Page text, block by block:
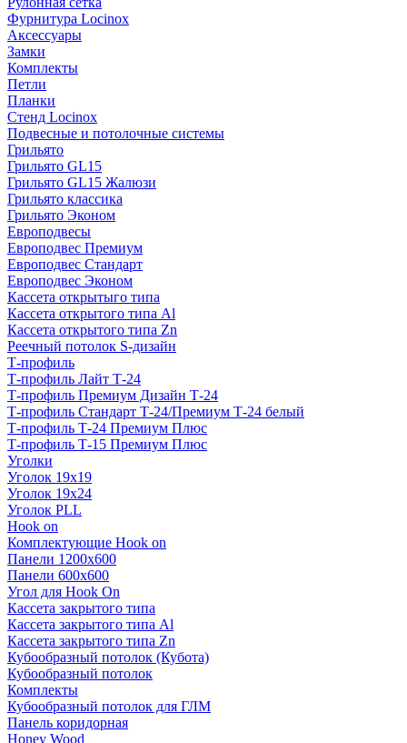
Фурнитура Locinox
Аксессуары
Замки
Комплекты
Петли
Планки
Стенд Locinox
Подвесные и потолочные системы
Грильято
Грильято GL15
Грильято GL15 Жалюзи
Грильято классика
Грильято Эконом
Европодвесы
Европодвес Премиум
Европодвес Стандарт
Европодвес Эконом
Кассета открытыго типа
Кассета открытого типа Al
Кассета открытого типа Zn
Реечный потолок S-дизайн
Т-профиль
Т-профиль Лайт Т-24
Т-профиль Премиум Дизайн Т-24
Т-профиль Стандарт Т-24/Премиум Т-24 белый
Т-профиль Т-24 Премиум Плюс
Т-профиль Т-15 Премиум Плюс
Уголки
Уголок 19х19
Уголок 19х24
Уголок PLL
Hook on
Комплектующие Hook on
Панели 1200х600
Панели 600х600
Угол для Hook On
Кассета закрытого типа
Кассета закрытого типа Al
Кассета закрытого типа Zn
Кубообразный потолок (Кубота)
Кубообразный потолок
Комплекты
Кубообразный потолок для ГЛМ
Панель коридорная
Honey Wood